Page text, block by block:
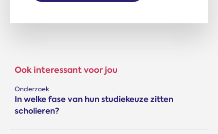
Ook interessant voor jou
Onderzoek
In welke fase van hun studiekeuze zitten
scholieren?